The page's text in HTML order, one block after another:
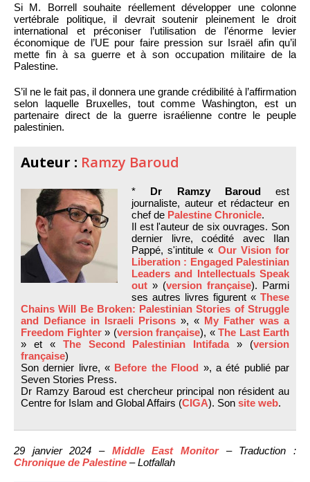
Si M. Borrell souhaite réellement développer une colonne
vertébrale politique, il devrait soutenir pleinement le droit
international et préconiser l’utilisation de l’énorme levier
économique de l’UE pour faire pression sur Israël afin qu’il
mette fin à sa guerre et à son occupation militaire de la
Palestine.
S’il ne le fait pas, il donnera une grande crédibilité à l’affirmation
selon laquelle Bruxelles, tout comme Washington, est un
partenaire direct de la guerre israélienne contre le peuple
palestinien.
Auteur : Ramzy Baroud
* Dr Ramzy Baroudest
journaliste, auteur et rédacteur en
chef de Palestine Chronicle.
Il est l'auteur de six ouvrages. Son
dernier livre, coédité avec Ilan
Pappé, s'intitule « Our Vision for
Liberation : Engaged Palestinian
Leaders and Intellectuals Speak
out » (version française). Parmi
ses autres livres figurent « These
Chains Will Be Broken: Palestinian Stories of Struggle
and Defiance in Israeli Prisons », « My Father was a
Freedom Fighter» (version française), « The Last Earth
» et « The Second Palestinian Intifada» (version
française)
Son dernier livre, « Before the Flood », a été publié par
Seven Stories Press.
Dr Ramzy Baroud est chercheur principal non résident au
Centre for Islam and Global Affairs (CIGA). Son site web.
29 janvier 2024 – Middle East Monitor– Traduction :
Chronique de Palestine – Lotfallah